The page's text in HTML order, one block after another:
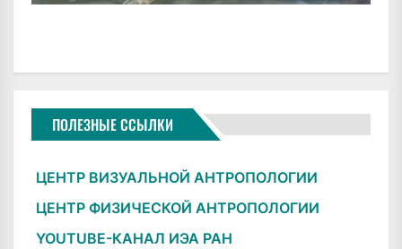
ПОЛЕЗНЫЕ ССЫЛКИ
ЦЕНТР ВИЗУАЛЬНОЙ АНТРОПОЛОГИИ
ЦЕНТР ФИЗИЧЕСКОЙ АНТРОПОЛОГИИ
YOUTUBE-КАНАЛ ИЭА РАН